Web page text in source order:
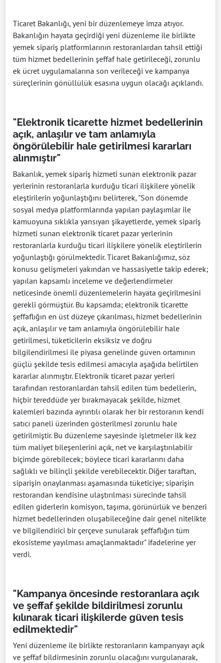
Ticaret Bakanlığı, yeni bir düzenlemeye imza atıyor.
Bakanlığın hayata geçirdiği yeni düzenleme ile birlikte
yemek sipariş platformlarının restoranlardan tahsil ettiği
tüm hizmet bedellerinin şeffaf hale getirileceği, zorunlu
ek ücret uygulamalarına son verileceği ve kampanya
süreçlerinin gönüllülük esasına uygun olacağı açıklandı.
"Elektronik ticarette hizmet bedellerinin
açık, anlaşılır ve tam anlamıyla
öngörülebilir hale getirilmesi kararları
alınmıştır"
Bakanlık, yemek sipariş hizmeti sunan elektronik pazar
yerlerinin restoranlarla kurduğu ticari ilişkilere yönelik
eleştirilerin yoğunlaştığını belirterek, "Son dönemde
sosyal medya platformlarında yapılan paylaşımlar ile
kamuoyuna sıklıkla yansıyan şikayetlerde, yemek sipariş
hizmeti sunan elektronik ticaret pazar yerlerinin
restoranlarla kurduğu ticari ilişkilere yönelik eleştirilerin
yoğunlaştığı görülmektedir. Ticaret Bakanlığımız, söz
konusu gelişmeleri yakından ve hassasiyetle takip ederek;
yapılan kapsamlı inceleme ve değerlendirmeler
neticesinde önemli düzenlemelerin hayata geçirilmesini
gerekli görmüştür. Bu kapsamda; elektronik ticarette
şeffaflığın en üst düzeye çıkarılması, hizmet bedellerinin
açık, anlaşılır ve tam anlamıyla öngörülebilir hale
getirilmesi, tüketicilerin eksiksiz ve doğru
bilgilendirilmesi ile piyasa genelinde güven ortamının
güçlü şekilde tesis edilmesi amacıyla aşağıda belirtilen
kararlar alınmıştır. Elektronik ticaret pazar yerleri
tarafından restoranlardan tahsil edilen tüm bedellerin,
hiçbir tereddüde yer bırakmayacak şekilde, hizmet
kalemleri bazında ayrıntılı olarak her bir restoranın kendi
satıcı paneli üzerinden gösterilmesi zorunlu hale
getirilmiştir. Bu düzenleme sayesinde işletmeler ilk kez
tüm maliyet bileşenlerini açık, net ve karşılaştırılabilir
biçimde görebilecek; böylece ticari kararlarını daha
sağlıklı ve bilinçli şekilde verebilecektir. Diğer taraftan,
siparişin onaylanması aşamasında tüketiciye; siparişin
restorandan kendisine ulaştırılması sürecinde tahsil
edilen giderlerin komisyon, taşıma, görünürlük ve benzeri
hizmet bedellerinden oluşabileceğine dair genel nitelikte
ve bilgilendirici bir çerçeve sunularak şeffaflığın tüm
ekosisteme yayılması amaçlanmaktadır" ifadelerine yer
verdi.
"Kampanya öncesinde restoranlara açık
ve şeffaf şekilde bildirilmesi zorunlu
kılınarak ticari ilişkilerde güven tesis
edilmektedir"
Yeni düzenleme ile birlikte restoranların kampanyayı açık
ve şeffaf bildirmesinin zorunlu olacağını vurgulanarak,